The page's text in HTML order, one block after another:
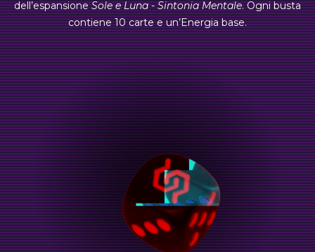
dell’espansioneSole e Luna - Sintonia Mentale. Ogni busta
contiene 10 carte e un’Energia base.